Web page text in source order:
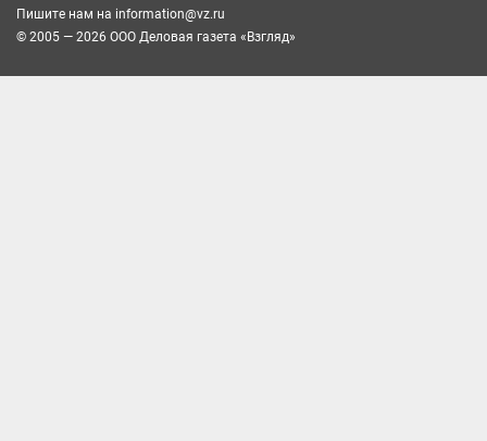
Пишите нам на information@vz.ru
© 2005 — 2026 ООО Деловая газета «Взгляд»